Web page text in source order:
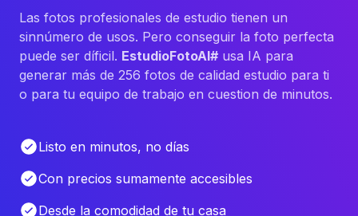
Las fotos profesionales de estudio tienen un
sinnúmero de usos. Pero conseguir la foto perfecta
puede ser díficil. EstudioFotoAI# usa IA para
generar más de 256 fotos de calidad estudio para ti
o para tu equipo de trabajo en cuestion de minutos.
Listo en minutos, no días
Con precios sumamente accesibles
Desde la comodidad de tu casa